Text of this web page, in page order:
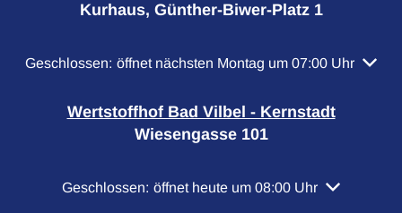
Kurhaus, Günther-Biwer-Platz 1
Klicken, um weitere Öffnungs- oder Schließzeiten
Geschlossen: öffnet nächsten Montag um 07:00 Uhr
Wertstoffhof Bad Vilbel - Kernstadt
Wiesengasse 101
Klicken, um weitere Öffnungs- oder Schließzeiten
Geschlossen: öffnet heute um 08:00 Uhr